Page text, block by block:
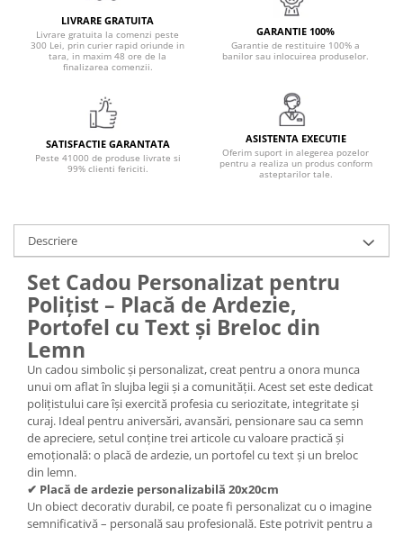
LIVRARE GRATUITA
Livrare gratuita la comenzi peste
300 Lei, prin curier rapid oriunde in
tara, in maxim 48 ore de la
finalizarea comenzii.
GARANTIE 100%
Garantie de restituire 100% a
banilor sau inlocuirea produselor.
SATISFACTIE GARANTATA
Peste 41000 de produse livrate si
99% clienti fericiti.
ASISTENTA EXECUTIE
Oferim suport in alegerea pozelor
pentru a realiza un produs conform
asteptarilor tale.
Descriere
Set Cadou Personalizat pentru
Polițist – Placă de Ardezie,
Portofel cu Text și Breloc din
Lemn
Un cadou simbolic și personalizat, creat pentru a onora munca
unui om aflat în slujba legii și a comunității. Acest set este dedicat
polițistului care își exercită profesia cu seriozitate, integritate și
curaj. Ideal pentru aniversări, avansări, pensionare sau ca semn
de apreciere, setul conține trei articole cu valoare practică și
emoțională: o placă de ardezie, un portofel cu text și un breloc
din lemn.
✔ Placă de ardezie personalizabilă 20x20cm
Un obiect decorativ durabil, ce poate fi personalizat cu o imagine
semnificativă – personală sau profesională. Este potrivit pentru a